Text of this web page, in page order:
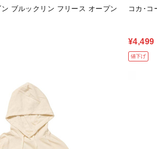
ブルックリン フリース オープン
コカ･コ
¥4,499
値下げ